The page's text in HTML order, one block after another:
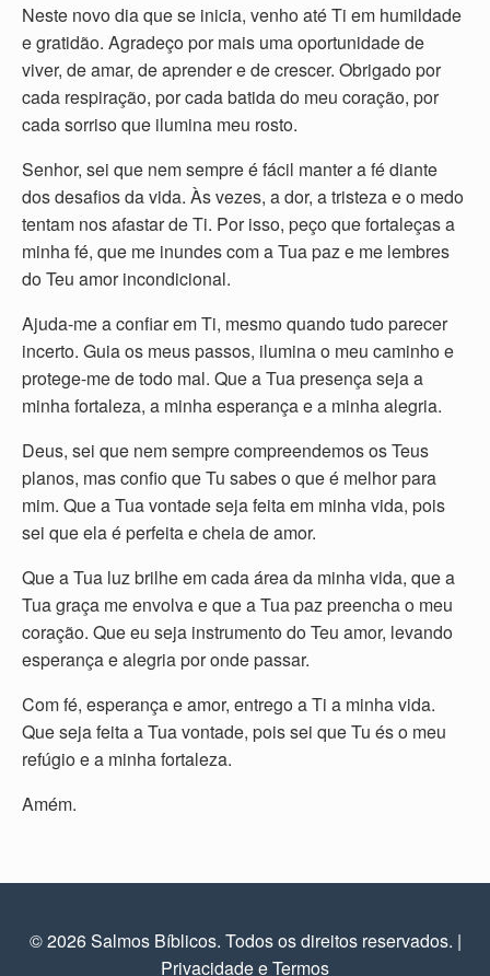
Neste novo dia que se inicia, venho até Ti em humildade
e gratidão. Agradeço por mais uma oportunidade de
viver, de amar, de aprender e de crescer. Obrigado por
cada respiração, por cada batida do meu coração, por
cada sorriso que ilumina meu rosto.
Senhor, sei que nem sempre é fácil manter a fé diante
dos desafios da vida. Às vezes, a dor, a tristeza e o medo
tentam nos afastar de Ti. Por isso, peço que fortaleças a
minha fé, que me inundes com a Tua paz e me lembres
do Teu amor incondicional.
Ajuda-me a confiar em Ti, mesmo quando tudo parecer
incerto. Guia os meus passos, ilumina o meu caminho e
protege-me de todo mal. Que a Tua presença seja a
minha fortaleza, a minha esperança e a minha alegria.
Deus, sei que nem sempre compreendemos os Teus
planos, mas confio que Tu sabes o que é melhor para
mim. Que a Tua vontade seja feita em minha vida, pois
sei que ela é perfeita e cheia de amor.
Que a Tua luz brilhe em cada área da minha vida, que a
Tua graça me envolva e que a Tua paz preencha o meu
coração. Que eu seja instrumento do Teu amor, levando
esperança e alegria por onde passar.
Com fé, esperança e amor, entrego a Ti a minha vida.
Que seja feita a Tua vontade, pois sei que Tu és o meu
refúgio e a minha fortaleza.
Amém.
© 2026 Salmos Bíblicos. Todos os direitos reservados. |
Privacidade e Termos